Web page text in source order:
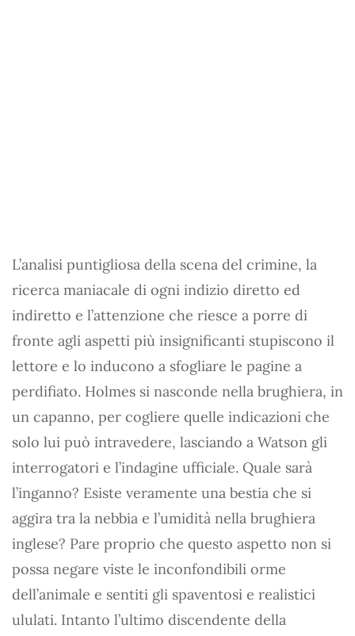
L’analisi puntigliosa della scena del crimine, la
ricerca maniacale di ogni indizio diretto ed
indiretto e l’attenzione che riesce a porre di
fronte agli aspetti più insignificanti stupiscono il
lettore e lo inducono a sfogliare le pagine a
perdifiato. Holmes si nasconde nella brughiera, in
un capanno, per cogliere quelle indicazioni che
solo lui può intravedere, lasciando a Watson gli
interrogatori e l’indagine ufficiale. Quale sarà
l’inganno? Esiste veramente una bestia che si
aggira tra la nebbia e l’umidità nella brughiera
inglese? Pare proprio che questo aspetto non si
possa negare viste le inconfondibili orme
dell’animale e sentiti gli spaventosi e realistici
ululati. Intanto l’ultimo discendente della